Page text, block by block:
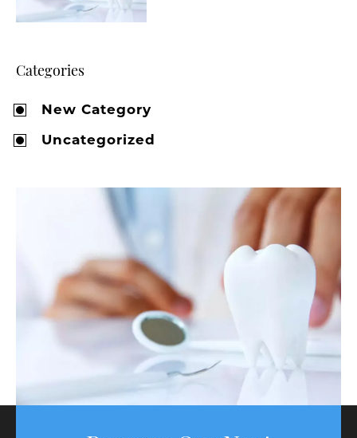
Categories
New Category
Uncategorized